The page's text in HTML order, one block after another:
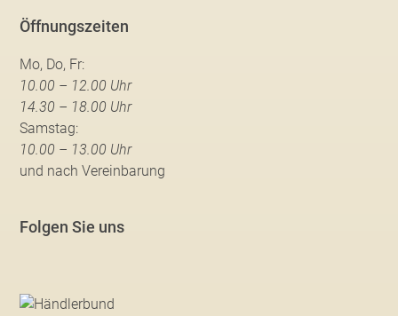
Öffnungszeiten
Mo, Do, Fr:
10.00 – 12.00 Uhr
14.30 – 18.00 Uhr
Samstag:
10.00 – 13.00 Uhr
und nach Vereinbarung
Folgen Sie uns